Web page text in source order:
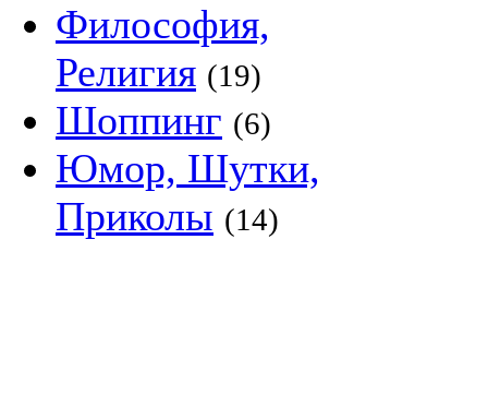
Философия,
Религия (19)
Шоппинг (6)
Юмор, Шутки,
Приколы (14)